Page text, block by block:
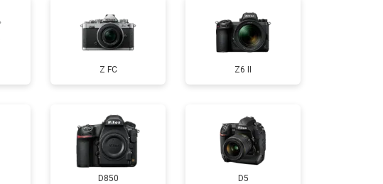
от 3100 ₽ Заказать
Z FC Z6 II
D850 D5